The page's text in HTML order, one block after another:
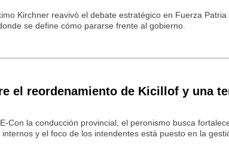
Kirchner reavivó el debate estratégico en Fuerza
se define cómo pararse frente al gobierno.
el reordenamiento de Kicillof y una
Con la conducción provincial, el peronismo busca
y el foco de los intendentes está puesto en la